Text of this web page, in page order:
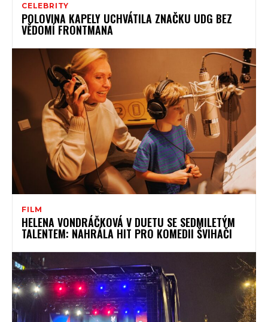
CELEBRITY
POLOVINA KAPELY UCHVÁTILA ZNAČKU UDG BEZ
VĚDOMÍ FRONTMANA
FILM
HELENA VONDRÁČKOVÁ V DUETU SE SEDMILETÝM
TALENTEM: NAHRÁLA HIT PRO KOMEDII ŠVIHAČI